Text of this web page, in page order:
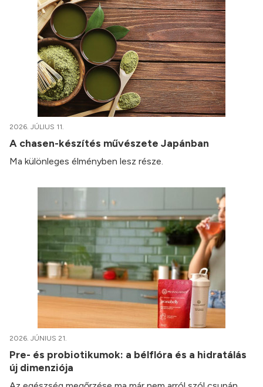
2026. JÚLIUS 11.
A chasen-készítés művészete Japánban
Ma különleges élményben lesz része.
2026. JÚNIUS 21.
Pre- és probiotikumok: a bélflóra és a hidratálás
új dimenziója